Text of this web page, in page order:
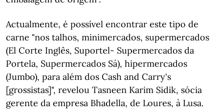
Actualmente, é possível encontrar este tipo de
carne "nos talhos, minimercados, supermercados
(El Corte Inglês, Suportel- Supermercados da
Portela, Supermercados Sá), hipermercados
(Jumbo), para além dos Cash and Carry's
[grossistas]", revelou Tasneen Karim Sidik, sócia
gerente da empresa Bhadella, de Loures, à Lusa.